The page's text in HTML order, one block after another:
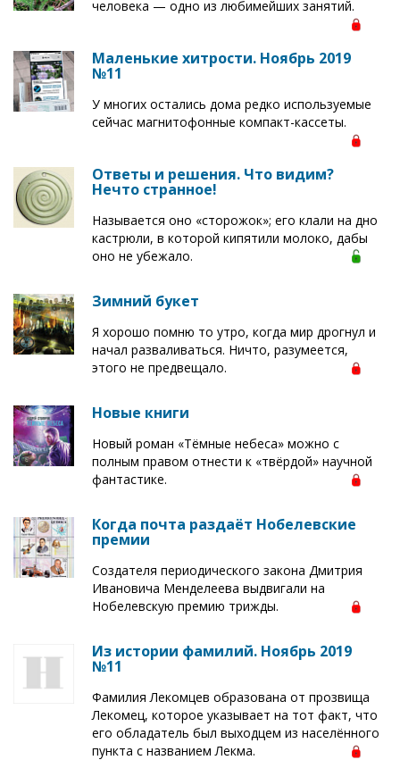
человека — одно из любимейших занятий.
Маленькие хитрости. Ноябрь 2019
№11
У многих остались дома редко используемые
сейчас магнитофонные компакт-кассеты.
Ответы и решения. Что видим?
Нечто странное!
Называется оно «сторожок»; его клали на дно
кастрюли, в которой кипятили молоко, дабы
оно не убежало.
Зимний букет
Я хорошо помню то утро, когда мир дрогнул и
начал разваливаться. Ничто, разумеется,
этого не предвещало.
Новые книги
Новый роман «Тёмные небеса» можно с
полным правом отнести к «твёрдой» научной
фантастике.
Когда почта раздаёт Нобелевские
премии
Создателя периодического закона Дмитрия
Ивановича Менделеева выдвигали на
Нобелевскую премию трижды.
Из истории фамилий. Ноябрь 2019
№11
Фамилия Лекомцев образована от прозвища
Лекомец, которое указывает на тот факт, что
его обладатель был выходцем из населённого
пункта с названием Лекма.